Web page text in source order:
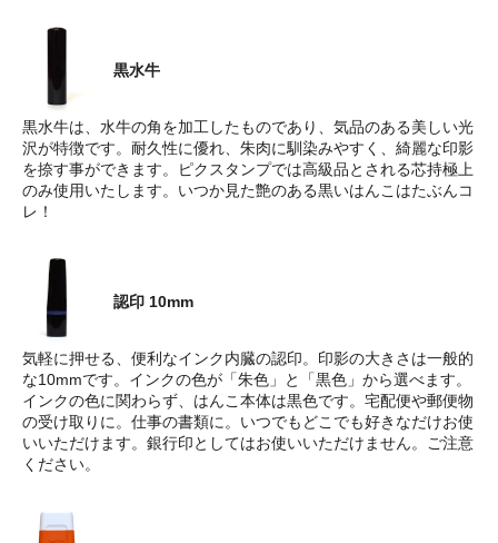
黒水牛
黒水牛は、水牛の角を加工したものであり、気品のある美しい光
沢が特徴です。耐久性に優れ、朱肉に馴染みやすく、綺麗な印影
を捺す事ができます。ピクスタンプでは高級品とされる芯持極上
のみ使用いたします。いつか見た艶のある黒いはんこはたぶんコ
レ！
認印 10mm
気軽に押せる、便利なインク内臓の認印。印影の大きさは一般的
な10mmです。インクの色が「朱色」と「黒色」から選べます。
インクの色に関わらず、はんこ本体は黒色です。宅配便や郵便物
の受け取りに。仕事の書類に。いつでもどこでも好きなだけお使
いいただけます。銀行印としてはお使いいただけません。ご注意
ください。